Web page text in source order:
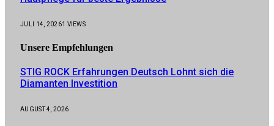
JULI 14, 20261 VIEWS
Unsere Empfehlungen
STIG ROCK Erfahrungen Deutsch Lohnt sich die
Diamanten Investition
AUGUST 4, 2026